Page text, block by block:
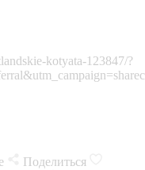
kotyata-123847/?
Поделиться